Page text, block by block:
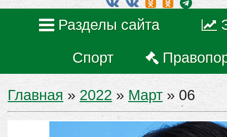
Разделы сайта
Спорт
Главная » 2022 » Март » 06